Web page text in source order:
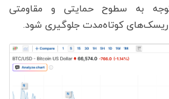
توجه به سطوح حمایتی و مقاومتی
ریسک‌های کوتاه‌مدت جلوگیری شود.